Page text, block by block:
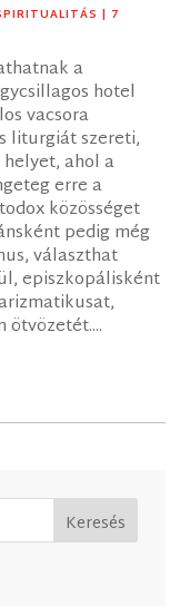
| 7
a
hotel
vacsora
liturgiát szereti,
ahol a
erre a
közösséget
pedig még
választhat
episzkopálisként